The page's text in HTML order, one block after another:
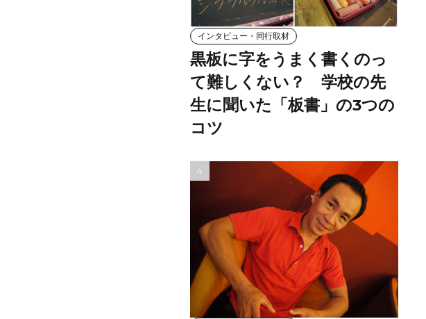
インタビュー・同行取材
黒板に字をうまく書くのっ
て難しくない？ 学校の先
生に聞いた「板書」の3つの
コツ